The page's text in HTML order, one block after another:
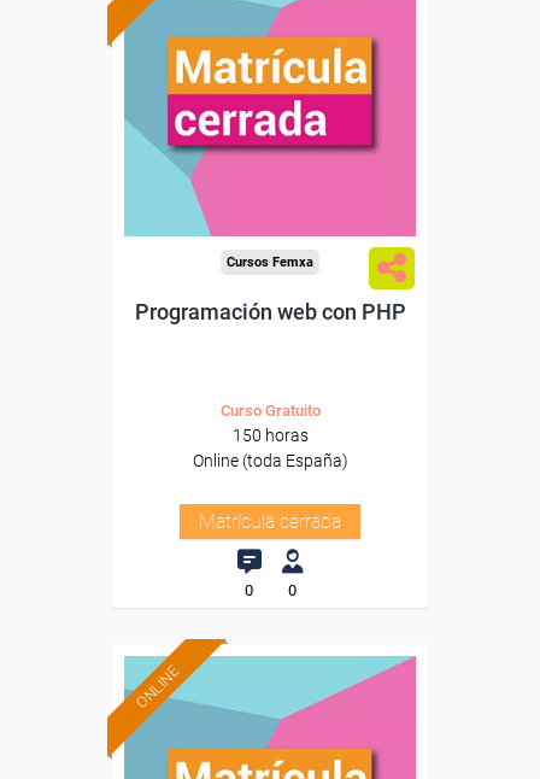
Cursos Femxa
Programación web con PHP
Curso Gratuito
150 horas
Online (toda España)
Matrícula cerrada
0 0
ONLINE